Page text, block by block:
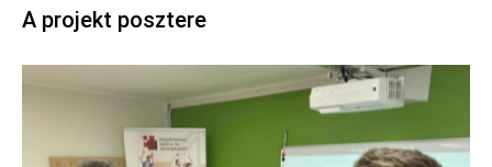
A projekt posztere